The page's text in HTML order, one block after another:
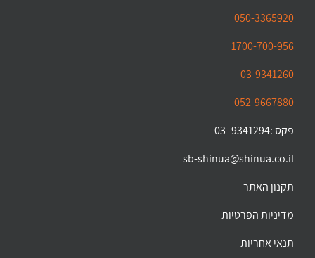
050-3365920
1700-700-956
03-9341260
052-9667880
פקס :9341294 -03
sb-shinua@shinua.co.il
תקנון האתר
מדיניות הפרטיות
תנאי אחריות